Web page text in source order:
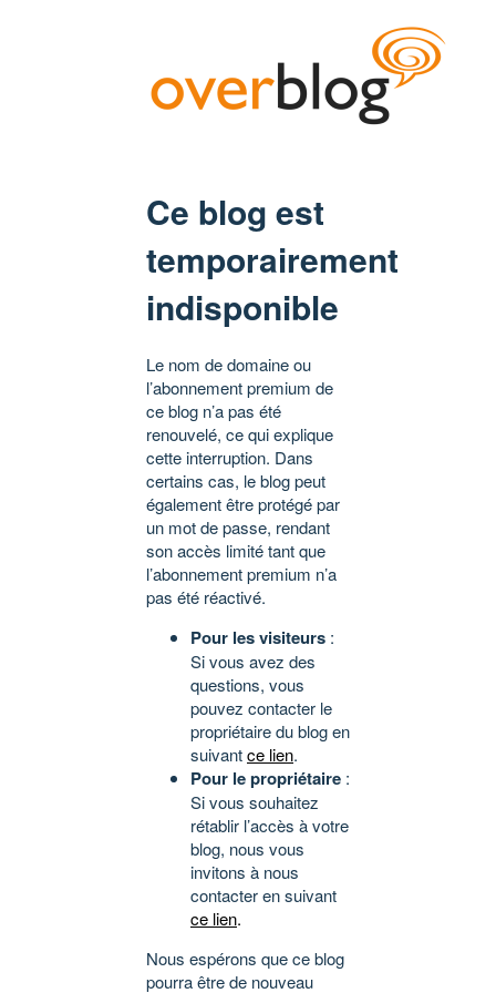
Ce blog est
temporairement
indisponible
Le nom de domaine ou
l’abonnement premium de
ce blog n’a pas été
renouvelé, ce qui explique
cette interruption. Dans
certains cas, le blog peut
également être protégé par
un mot de passe, rendant
son accès limité tant que
l’abonnement premium n’a
pas été réactivé.
Pour les visiteurs :
Si vous avez des
questions, vous
pouvez contacter le
propriétaire du blog en
suivantce lien.
Pour le propriétaire :
Si vous souhaitez
rétablir l’accès à votre
blog, nous vous
invitons à nous
contacter en suivant
ce lien.
Nous espérons que ce blog
pourra être de nouveau